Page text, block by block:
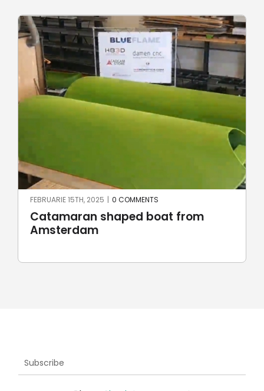
Catamaran shaped boat from
Amsterdam
FEBRUARIE 15TH, 2025 | 0 COMMENTS
Subscribe